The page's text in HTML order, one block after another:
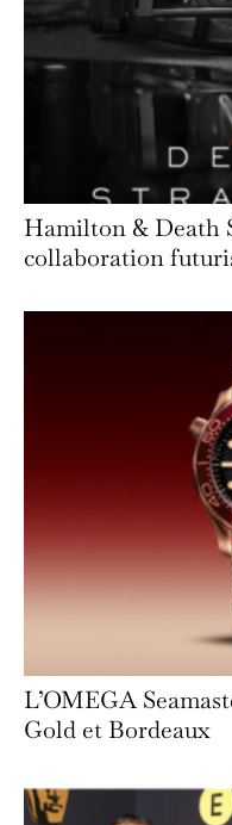
Hamilton & Death
collaboration
L’OMEGA
Gold et Bordeaux